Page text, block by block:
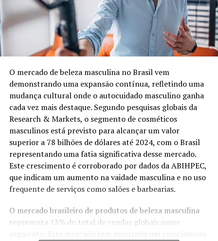
O mercado de beleza masculina no Brasil vem
demonstrando uma expansão contínua, refletindo uma
mudança cultural onde o autocuidado masculino ganha
cada vez mais destaque. Segundo pesquisas globais da
Research & Markets, o segmento de cosméticos
masculinos está previsto para alcançar um valor
superior a 78 bilhões de dólares até 2024, com o Brasil
representando uma fatia significativa desse mercado​​.
Este crescimento é corroborado por dados da ABIHPEC,
que indicam um aumento na vaidade masculina e no uso
frequente de serviços como salões e barbearias​​.
O mercado brasileiro de produtos de beleza masculina
representa 13% do total de vendas globais nesse